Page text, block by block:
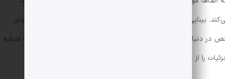
بینایی قوی الف‌ها، مانند سایر ویژگی‌های فوق‌العاده آن‌ها، بر مبنای
دنیای واقعی برای آن وجود ندارد. اما شاید بتوان تصور کرد که شبکیه
را از فاصله‌های دور دریافت و پردازش می‌کند.